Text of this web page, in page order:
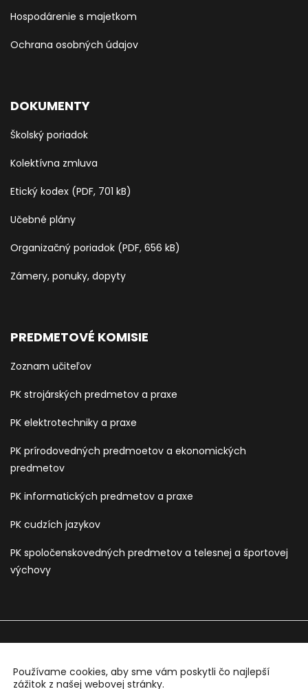
Hospodárenie s majetkom
Ochrana osobných údajov
DOKUMENTY
Školský poriadok
Kolektívna zmluva
Etický kodex (PDF, 701 kB)
Učebné plány
Organizačný poriadok (PDF, 656 kB)
Zámery, ponuky, dopyty
PREDMETOVÉ KOMISIE
Zoznam učiteľov
PK strojárských predmetov a praxe
PK elektrotechniky a praxe
PK prírodovedných predmoetov a ekonomických
predmetov
PK informatických predmetov a praxe
PK cudzích jazykov
PK spoločenskovedných predmetov a telesnej a športovej
výchovy
Sledujte nás na:
Používame cookies, aby sme vám poskytli čo najlepší
zážitok z našej webovej stránky.